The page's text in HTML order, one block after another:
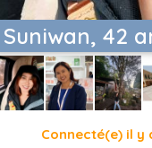
Suniwan, 42
Connecté(e) il y